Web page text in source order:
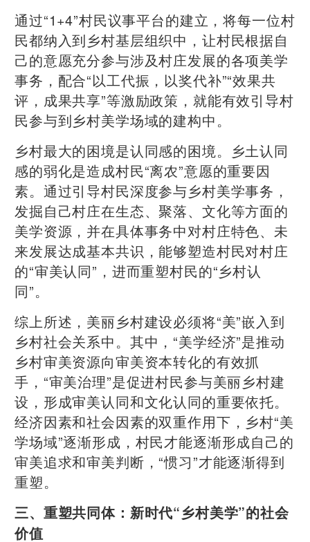
通过“1+4”村民议事平台的建立，将每一位村
民都纳入到乡村基层组织中，让村民根据自
己的意愿充分参与涉及村庄发展的各项美学
事务，配合“以工代振，以奖代补”“效果共
评，成果共享”等激励政策，就能有效引导村
民参与到乡村美学场域的建构中。
乡村最大的困境是认同感的困境。乡土认同
感的弱化是造成村民“离农”意愿的重要因
素。通过引导村民深度参与乡村美学事务，
发掘自己村庄在生态、聚落、文化等方面的
美学资源，并在具体事务中对村庄特色、未
来发展达成基本共识，能够塑造村民对村庄
的“审美认同”，进而重塑村民的“乡村认
同”。
综上所述，美丽乡村建设必须将“美”嵌入到
乡村社会关系中。其中，“美学经济”是推动
乡村审美资源向审美资本转化的有效抓
手，“审美治理”是促进村民参与美丽乡村建
设，形成审美认同和文化认同的重要依托。
经济因素和社会因素的双重作用下，乡村“美
学场域”逐渐形成，村民才能逐渐形成自己的
审美追求和审美判断，“惯习”才能逐渐得到
重塑。
三、重塑共同体：新时代“乡村美学”的社会
价值